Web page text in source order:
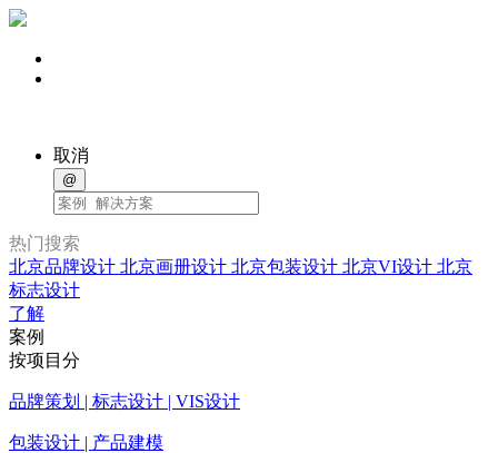
取消
@
热门搜索
北京品牌设计 北京画册设计 北京包装设计 北京VI设计 北京
标志设计
了解
案例
按项目分
品牌策划 | 标志设计 | VIS设计
包装设计 | 产品建模